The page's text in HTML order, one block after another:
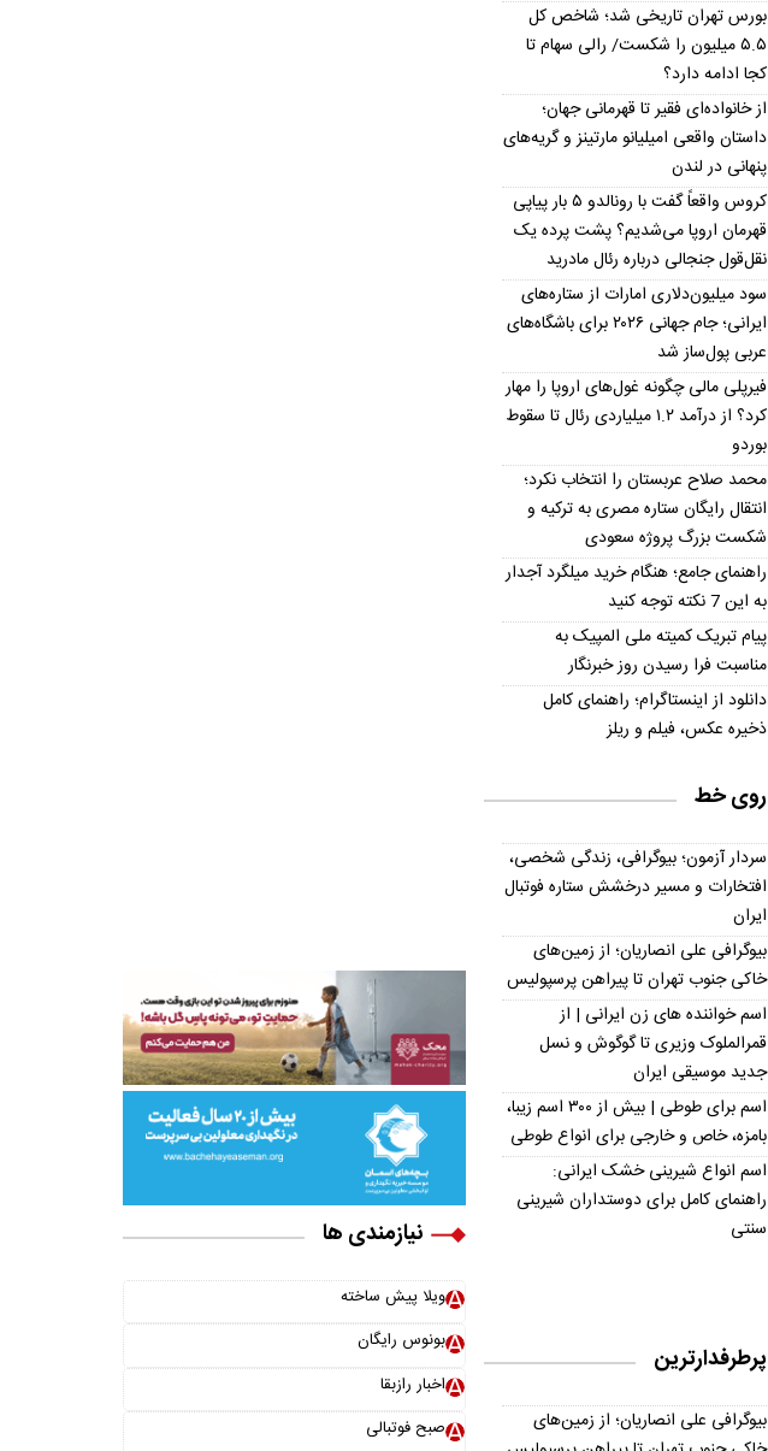
بورس تهران تاریخی شد؛ شاخص کل
۵.۵ میلیون را شکست/ رالی سهام تا
کجا ادامه دارد؟
از خانواده‌ای فقیر تا قهرمانی جهان؛
داستان واقعی امیلیانو مارتینز و گریه‌های
پنهانی در لندن
کروس واقعاً گفت با رونالدو ۵ بار پیاپی
قهرمان اروپا می‌شدیم؟ پشت پرده یک
نقل‌قول جنجالی درباره رئال مادرید
سود میلیون‌دلاری امارات از ستاره‌های
ایرانی؛ جام جهانی ۲۰۲۶ برای باشگاه‌های
عربی پول‌ساز شد
فیرپلی مالی چگونه غول‌های اروپا را مهار
کرد؟ از درآمد ۱.۲ میلیاردی رئال تا سقوط
بوردو
محمد صلاح عربستان را انتخاب نکرد؛
انتقال رایگان ستاره مصری به ترکیه و
شکست بزرگ پروژه سعودی
راهنمای جامع؛ هنگام خرید میلگرد آجدار
به این 7 نکته توجه کنید
پیام تبریک کمیته ملی المپیک به
مناسبت فرا رسیدن روز خبرنگار
دانلود از اینستاگرام؛ راهنمای کامل
ذخیره عکس، فیلم و ریلز
روی خط
سردار آزمون؛ بیوگرافی، زندگی شخصی،
افتخارات و مسیر درخشش ستاره فوتبال
ایران
بیوگرافی علی انصاریان؛ از زمین‌های
خاکی جنوب تهران تا پیراهن پرسپولیس
اسم خواننده های زن ایرانی | از
قمرالملوک وزیری تا گوگوش و نسل
جدید موسیقی ایران
اسم برای طوطی | بیش از ۳۰۰ اسم زیبا،
بامزه، خاص و خارجی برای انواع طوطی
اسم انواع شیرینی خشک ایرانی:
راهنمای کامل برای دوستداران شیرینی
سنتی
پرطرفدارترین
بیوگرافی علی انصاریان؛ از زمین‌های
نیازمندی ها
ویلا پیش ساخته
بونوس رایگان
اخبار رازبقا
صبح فوتبالی